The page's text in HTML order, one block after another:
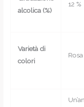
alcolica (%)
12 %
Varietà di
colori
Rosa